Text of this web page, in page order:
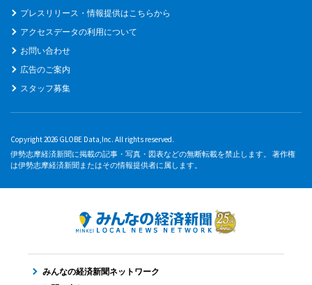
プレスリリース・情報提供はこちらから
アクセスデータの利用について
お問い合わせ
広告のご案内
スタッフ募集
Copyright 2026 GLOBE Data,Inc. All rights reserved.
伊勢志摩経済新聞に掲載の記事・写真・図表などの無断転載を禁止します。 著作権
は伊勢志摩経済新聞またはその情報提供者に属します。
みんなの経済新聞ネットワーク